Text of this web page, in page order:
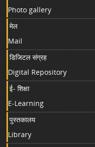
Photo gallery
मेल
Mail
डिजिटल संग्रह
Digital Repository
ई- शिक्षा
E-Learning
पुस्तकालय
Library